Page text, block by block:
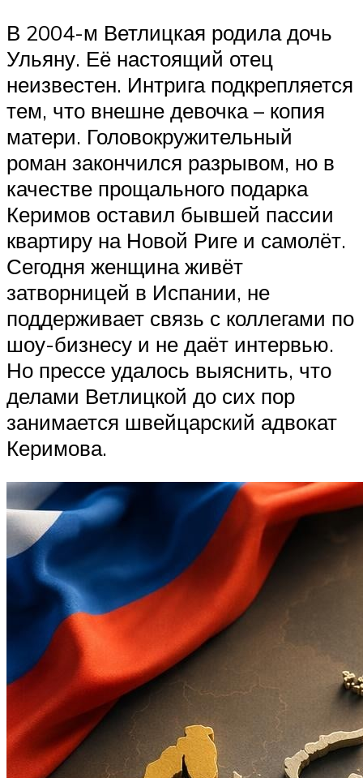
В 2004-м Ветлицкая родила дочь
Ульяну. Её настоящий отец
неизвестен. Интрига подкрепляется
тем, что внешне девочка – копия
матери. Головокружительный
роман закончился разрывом, но в
качестве прощального подарка
Керимов оставил бывшей пассии
квартиру на Новой Риге и самолёт.
Сегодня женщина живёт
затворницей в Испании, не
поддерживает связь с коллегами по
шоу-бизнесу и не даёт интервью.
Но прессе удалось выяснить, что
делами Ветлицкой до сих пор
занимается швейцарский адвокат
Керимова.